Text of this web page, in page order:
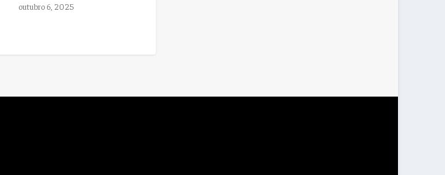
outubro 6, 2025